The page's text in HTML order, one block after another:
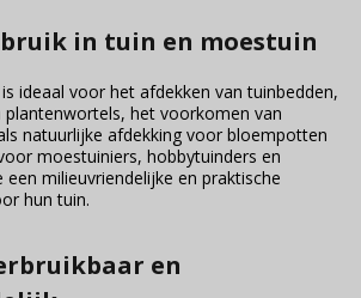
in tuin en moestuin
ideaal voor het afdekken van tuinbedden,
plantenwortels, het voorkomen van
natuurlijke afdekking voor bloempotten
moestuiniers, hobbytuinders en
milieuvriendelijke en praktische
hun tuin.
en